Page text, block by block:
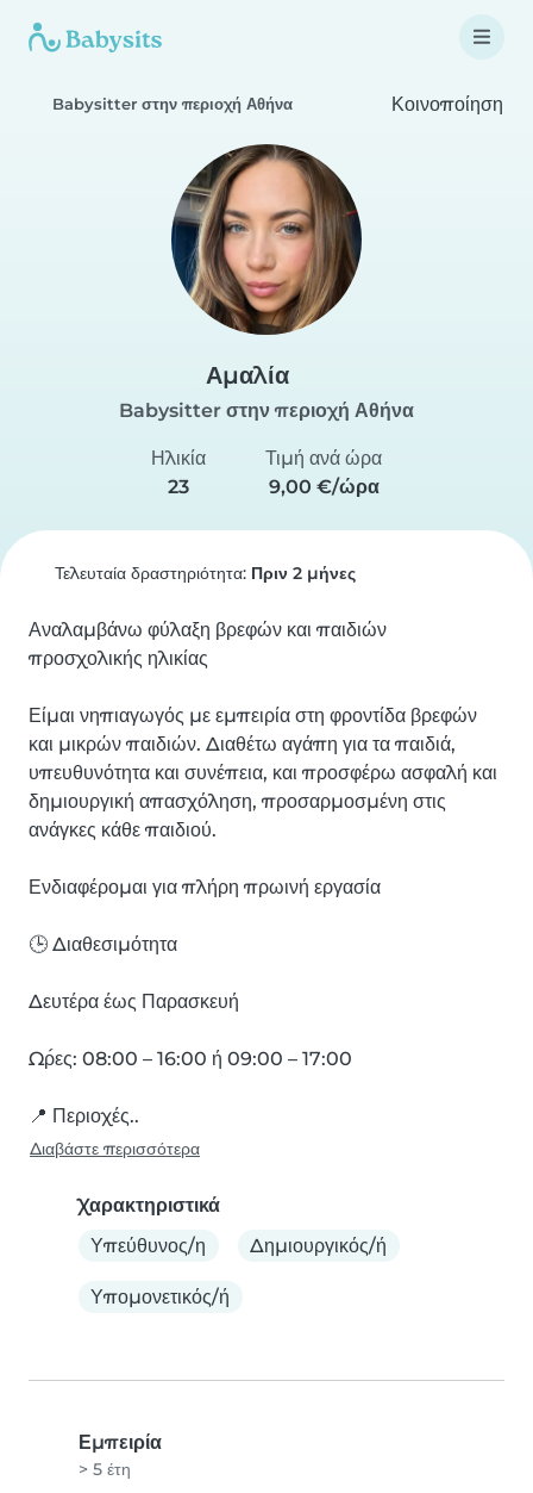
Babysitter στην περιοχή Αθήνα Κοινοποίηση
Αμαλία
Babysitter στην περιοχή Αθήνα
Ηλικία
23
Τιμή ανά ώρα
9,00 €/ώρα
Τελευταία δραστηριότητα: Πριν 2 μήνες
Αναλαμβάνω φύλαξη βρεφών και παιδιών
προσχολικής ηλικίας
Είμαι νηπιαγωγός με εμπειρία στη φροντίδα βρεφών
και μικρών παιδιών. Διαθέτω αγάπη για τα παιδιά,
υπευθυνότητα και συνέπεια, και προσφέρω ασφαλή και
δημιουργική απασχόληση, προσαρμοσμένη στις
ανάγκες κάθε παιδιού.
Ενδιαφέρομαι για πλήρη πρωινή εργασία
🕒 Διαθεσιμότητα
Δευτέρα έως Παρασκευή
Ώρες: 08:00 – 16:00 ή 09:00 – 17:00
📍 Περιοχές..
Διαβάστε περισσότερα
Χαρακτηριστικά
Υπεύθυνος/η
Δημιουργικός/ή
Υπομονετικός/ή
Εμπειρία
> 5 έτη